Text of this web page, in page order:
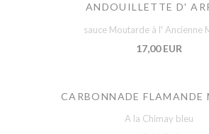
ANDOUILLETTE D'
sauce Moutarde à l' Ancienne
17,00 EUR
CARBONNADE FLAMANDE
A la Chimay bleu